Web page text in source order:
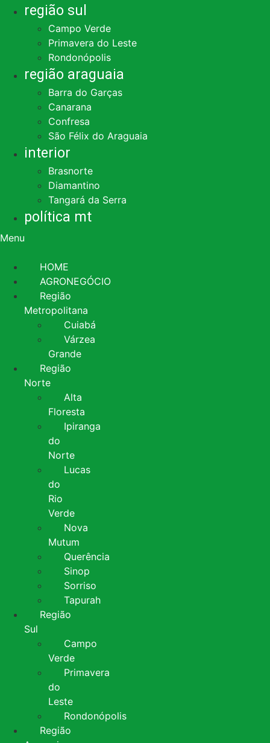
região sul
Campo Verde
Primavera do Leste
Rondonópolis
região araguaia
Barra do Garças
Canarana
Confresa
São Félix do Araguaia
interior
Brasnorte
Diamantino
Tangará da Serra
política mt
Menu
HOME
AGRONEGÓCIO
Região
Metropolitana
Cuiabá
Várzea
Grande
Região
Norte
Alta
Floresta
Ipiranga
do
Norte
Lucas
do
Rio
Verde
Nova
Mutum
Querência
Sinop
Sorriso
Tapurah
Região
Sul
Campo
Verde
Primavera
do
Leste
Rondonópolis
Região